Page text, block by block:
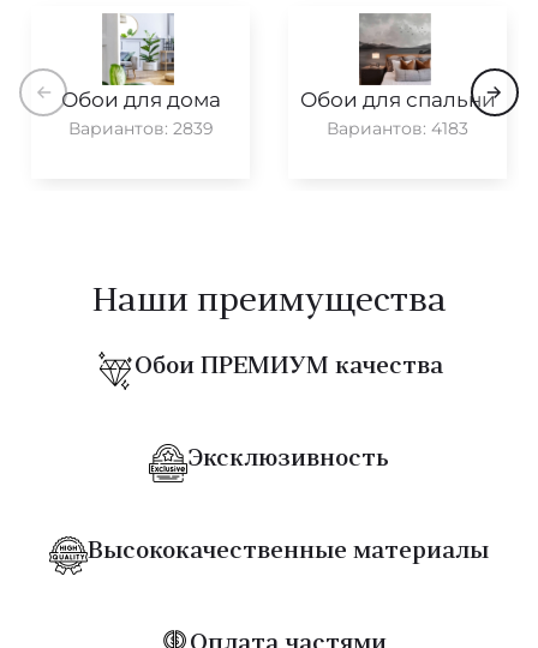
Moooi Memento
Artisan
Curiosa
Expedition
Gitane
Objet
Обои для дома
Вариантов: 2839
Обои для спальни
Вариантов: 4183
Наши преимущества
Обои ПРЕМИУМ качества
Эксклюзивность
Высококачественные материалы